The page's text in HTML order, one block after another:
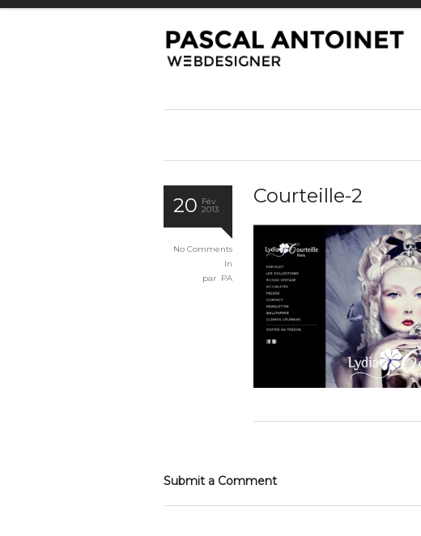
20 Fév
2013
No Comments
In
par PA
Courteille-2
Submit a Comment